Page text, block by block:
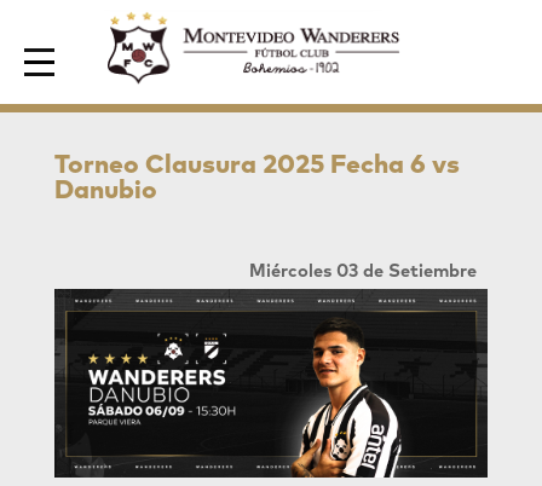
Area de Socios
Torneo Clausura 2025 Fecha 6 vs
Danubio
Miércoles 03 de Setiembre